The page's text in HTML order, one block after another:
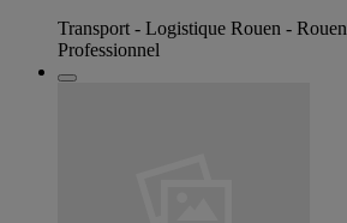
Transport - Logistique Rouen - Rouen
Professionnel